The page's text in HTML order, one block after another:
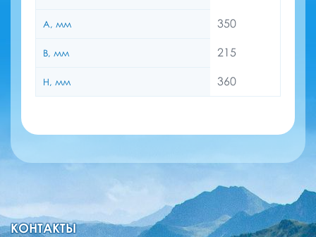
A, мм 350
B, мм 215
H, мм 360
КОНТАКТЫ